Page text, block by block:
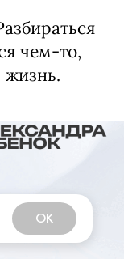
OK
чем-то,
жизнь.